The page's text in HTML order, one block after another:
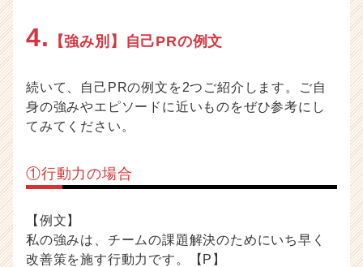
4. 【強み別】自己PRの例文
続いて、自己PRの例文を2つご紹介します。ご自
身の強みやエピソードに近いものをぜひ参考にし
てみてください。
①行動力の場合
【例文】
私の強みは、チームの課題解決のためにいち早く
改善策を施す行動力です。【P】